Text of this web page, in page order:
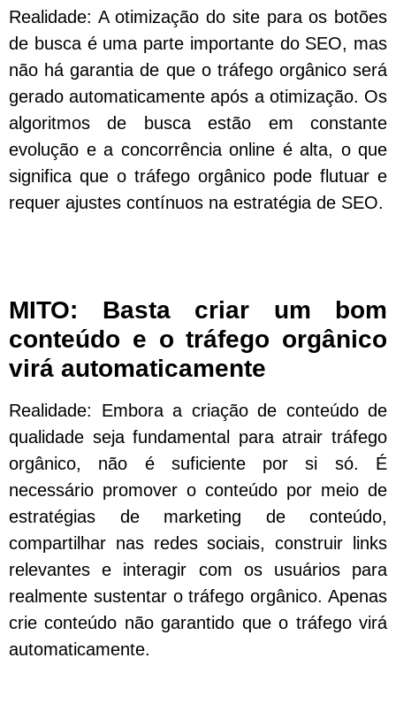
Realidade: A otimização do site para os botões
de busca é uma parte importante do SEO, mas
não há garantia de que o tráfego orgânico será
gerado automaticamente após a otimização. Os
algoritmos de busca estão em constante
evolução e a concorrência online é alta, o que
significa que o tráfego orgânico pode flutuar e
requer ajustes contínuos na estratégia de SEO.
MITO: Basta criar um bom
conteúdo e o tráfego orgânico
virá automaticamente
Realidade: Embora a criação de conteúdo de
qualidade seja fundamental para atrair tráfego
orgânico, não é suficiente por si só. É
necessário promover o conteúdo por meio de
estratégias de marketing de conteúdo,
compartilhar nas redes sociais, construir links
relevantes e interagir com os usuários para
realmente sustentar o tráfego orgânico. Apenas
crie conteúdo não garantido que o tráfego virá
automaticamente.